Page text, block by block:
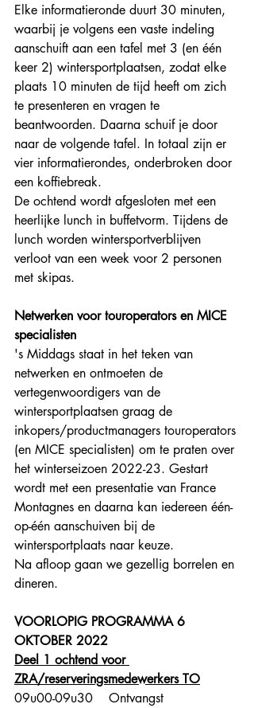
Elke informatieronde duurt 30 minuten,
waarbij je volgens een vaste indeling
aanschuift aan een tafel met 3 (en één
keer 2) wintersportplaatsen, zodat elke
plaats 10 minuten de tijd heeft om zich
te presenteren en vragen te
beantwoorden. Daarna schuif je door
naar de volgende tafel. In totaal zijn er
vier informatierondes, onderbroken door
een koffiebreak.
De ochtend wordt afgesloten met een
heerlijke lunch in buffetvorm. Tijdens de
lunch worden wintersportverblijven
verloot van een week voor 2 personen
met skipas.
Netwerken voor touroperators en MICE
specialisten
's Middags staat in het teken van
netwerken en ontmoeten de
vertegenwoordigers van de
wintersportplaatsen graag de
inkopers/productmanagers touroperators
(en MICE specialisten) om te praten over
het winterseizoen 2022-23. Gestart
wordt met een presentatie van France
Montagnes en daarna kan iedereen één-
op-één aanschuiven bij de
wintersportplaats naar keuze.
Na afloop gaan we gezellig borrelen en
dineren.
VOORLOPIG PROGRAMMA 6
OKTOBER 2022
Deel 1 ochtend voor
ZRA/reserveringsmedewerkers TO
09u00-09u30    Ontvangst